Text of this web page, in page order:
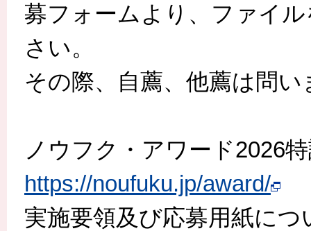
募フォームより、ファイ
さい。
その際、自薦、他薦は問い
ノウフク・アワード2026
https://noufuku.jp/award/
実施要領及び応募用紙に